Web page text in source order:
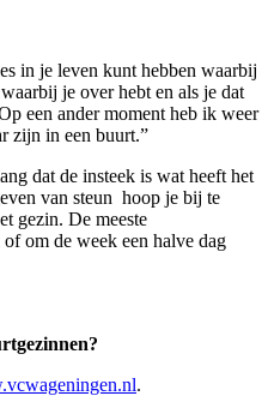
in je leven kunt hebben waarbij
je over hebt en als je dat
een ander moment heb ik weer
zijn in een buurt.”
dat de insteek is wat heeft het
van steun hoop je bij te
gezin. De meeste
om de week een halve dag
.